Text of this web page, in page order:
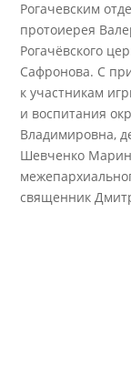
Рогачевским
протоиерея
Рогачёвского
Сафронова. С
к участникам
и воспитания
Владимировна,
Шевченко
священник